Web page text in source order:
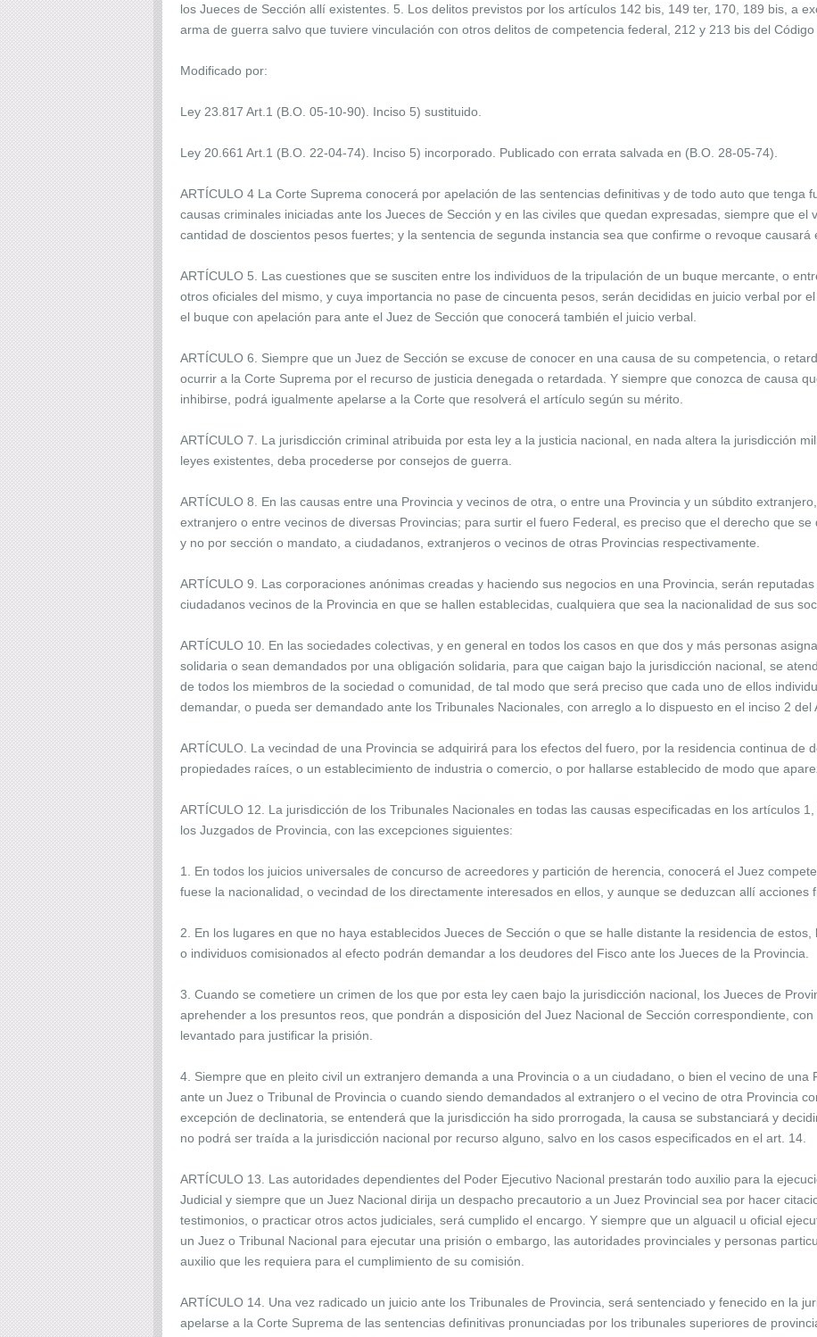
los Jueces de Sección allí existentes. 5. Los delitos previstos por los artículos 142 bis, 149 ter, 170, 189 bis, a
arma de guerra salvo que tuviere vinculación con otros delitos de competencia federal, 212 y 213 bis del Código
Modificado por:
Ley 23.817 Art.1 (B.O. 05-10-90). Inciso 5) sustituido.
Ley 20.661 Art.1 (B.O. 22-04-74). Inciso 5) incorporado. Publicado con errata salvada en (B.O. 28-05-74).
ARTÍCULO 4 La Corte Suprema conocerá por apelación de las sentencias definitivas y de todo auto que tenga
causas criminales iniciadas ante los Jueces de Sección y en las civiles que quedan expresadas, siempre que el
cantidad de doscientos pesos fuertes; y la sentencia de segunda instancia sea que confirme o revoque causará
ARTÍCULO 5. Las cuestiones que se susciten entre los individuos de la tripulación de un buque mercante, o
otros oficiales del mismo, y cuya importancia no pase de cincuenta pesos, serán decididas en juicio verbal por
el buque con apelación para ante el Juez de Sección que conocerá también el juicio verbal.
ARTÍCULO 6. Siempre que un Juez de Sección se excuse de conocer en una causa de su competencia, o
ocurrir a la Corte Suprema por el recurso de justicia denegada o retardada. Y siempre que conozca de causa
inhibirse, podrá igualmente apelarse a la Corte que resolverá el artículo según su mérito.
ARTÍCULO 7. La jurisdicción criminal atribuida por esta ley a la justicia nacional, en nada altera la jurisdicción
leyes existentes, deba procederse por consejos de guerra.
ARTÍCULO 8. En las causas entre una Provincia y vecinos de otra, o entre una Provincia y un súbdito
extranjero o entre vecinos de diversas Provincias; para surtir el fuero Federal, es preciso que el derecho que se
y no por sección o mandato, a ciudadanos, extranjeros o vecinos de otras Provincias respectivamente.
ARTÍCULO 9. Las corporaciones anónimas creadas y haciendo sus negocios en una Provincia, serán
ciudadanos vecinos de la Provincia en que se hallen establecidas, cualquiera que sea la nacionalidad de sus
ARTÍCULO 10. En las sociedades colectivas, y en general en todos los casos en que dos y más personas
solidaria o sean demandados por una obligación solidaria, para que caigan bajo la jurisdicción nacional, se
de todos los miembros de la sociedad o comunidad, de tal modo que será preciso que cada uno de ellos
demandar, o pueda ser demandado ante los Tribunales Nacionales, con arreglo a lo dispuesto en el inciso 2 del
ARTÍCULO. La vecindad de una Provincia se adquirirá para los efectos del fuero, por la residencia continua de
propiedades raíces, o un establecimiento de industria o comercio, o por hallarse establecido de modo que
ARTÍCULO 12. La jurisdicción de los Tribunales Nacionales en todas las causas especificadas en los artículos
los Juzgados de Provincia, con las excepciones siguientes:
1. En todos los juicios universales de concurso de acreedores y partición de herencia, conocerá el Juez
fuese la nacionalidad, o vecindad de los directamente interesados en ellos, y aunque se deduzcan allí acciones
2. En los lugares en que no haya establecidos Jueces de Sección o que se halle distante la residencia de estos,
o individuos comisionados al efecto podrán demandar a los deudores del Fisco ante los Jueces de la Provincia.
3. Cuando se cometiere un crimen de los que por esta ley caen bajo la jurisdicción nacional, los Jueces de
aprehender a los presuntos reos, que pondrán a disposición del Juez Nacional de Sección correspondiente,
levantado para justificar la prisión.
4. Siempre que en pleito civil un extranjero demanda a una Provincia o a un ciudadano, o bien el vecino de una
ante un Juez o Tribunal de Provincia o cuando siendo demandados al extranjero o el vecino de otra Provincia
excepción de declinatoria, se entenderá que la jurisdicción ha sido prorrogada, la causa se substanciará y
no podrá ser traída a la jurisdicción nacional por recurso alguno, salvo en los casos especificados en el art. 14.
ARTÍCULO 13. Las autoridades dependientes del Poder Ejecutivo Nacional prestarán todo auxilio para la
Judicial y siempre que un Juez Nacional dirija un despacho precautorio a un Juez Provincial sea por hacer
testimonios, o practicar otros actos judiciales, será cumplido el encargo. Y siempre que un alguacil u oficial
un Juez o Tribunal Nacional para ejecutar una prisión o embargo, las autoridades provinciales y personas
auxilio que les requiera para el cumplimiento de su comisión.
ARTÍCULO 14. Una vez radicado un juicio ante los Tribunales de Provincia, será sentenciado y fenecido en la
apelarse a la Corte Suprema de las sentencias definitivas pronunciadas por los tribunales superiores de